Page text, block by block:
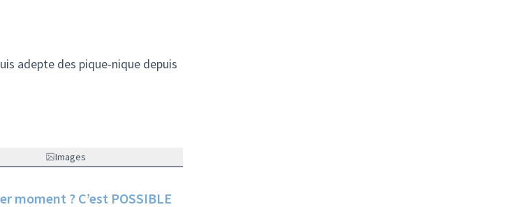
adepte des pique-nique depuis
Images
moment ? C’est POSSIBLE